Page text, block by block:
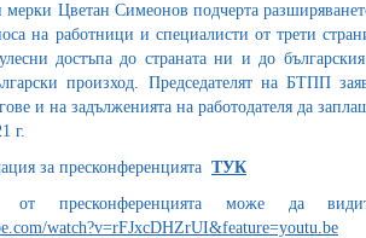
Цветан Симеонов подчерта
на работници и специалисти от трети
достъпа до страната ни и до
произход. Председателят на БТПП
и на задълженията на работодателя да
г.
за пресконференцията ТУК
от пресконференцията може да
watch?v=rFJxcDHZrUI&feature=youtu.be